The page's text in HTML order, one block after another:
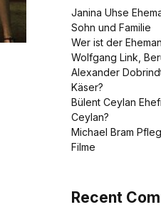
Janina Uhse
Sohn und Familie
Wer ist der
Wolfgang Link,
Alexander
Käser?
Bülent Ceylan
Ceylan?
Michael Bram
Filme
Recent